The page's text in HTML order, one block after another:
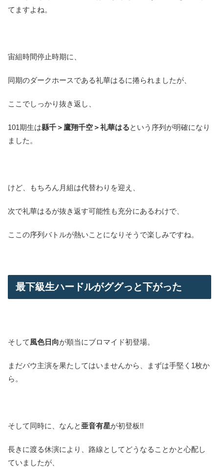
てますよね。
宙組時間停止時期に、
同期のダークホースである礼華はるに捲られましたが、
ここでしっかり抜き返し、
101期生は縣千＞鷹翔千空＞礼華はるという序列が明確になり
ました。
けど、もちろん月組は代替わりを迎え、
次で礼華はるが抜き返す可能性も充分にあるわけで、
ここの序列バトルが熱いことになりそうで楽しみですね。
最下級生ハードルがググっと下がった
そして風色日向が順当にブロマイド初登場。
まだバウ主演を果たしてはいませんから、まずは手堅く1枚か
ら。
そして同時に、なんと 亜音有星が初登板!!
長きに渡る休演により、路線としてどうなることかと心配し
ていましたが、